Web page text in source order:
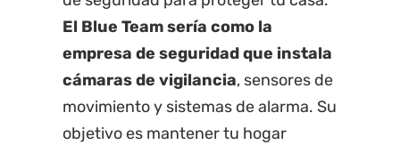
El Blue Team sería como la
empresa de seguridad que instala
cámaras de vigilancia, sensores de
movimiento y sistemas de alarma. Su
objetivo es mantener tu hogar